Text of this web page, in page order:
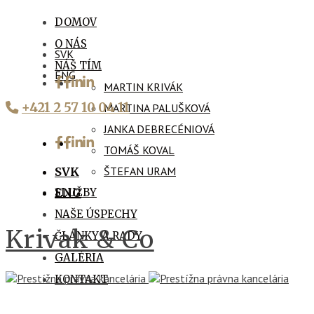
DOMOV
O NÁS
NÁŠ TÍM
MARTIN KRIVÁK
MARTINA PALUŠKOVÁ
JANKA DEBRECÉNIOVÁ
TOMÁŠ KOVAL
ŠTEFAN URAM
SLUŽBY
NAŠE ÚSPECHY
ČLÁNKY A RADY
GALÉRIA
KONTAKT
SVK
ENG
+421 2 57 10 04 11
SVK
ENG
Krivak & Co